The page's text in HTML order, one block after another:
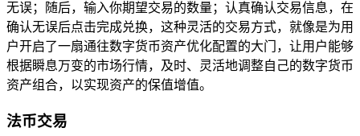
无误；随后，输入你期望交易的数量；认真确认交易信息，在
确认无误后点击完成兑换，这种灵活的交易方式，就像是为用
户开启了一扇通往数字货币资产优化配置的大门，让用户能够
根据瞬息万变的市场行情，及时、灵活地调整自己的数字货币
资产组合，以实现资产的保值增值。
法币交易